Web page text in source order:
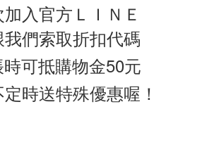
入官方ＬＩＮＥ
們索取折扣代碼
可抵購物金50元
時送特殊優惠喔！